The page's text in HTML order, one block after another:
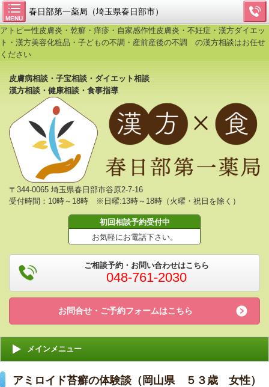
MENU
春日部第一薬局（埼玉県春日部市）
アトピー性皮膚炎・乾癬・痒疹・自家感作性皮膚炎・不妊症・漢方ダイエッ
ト・漢方美容化粧品・子どもの不調・産前産後の不調 の漢方相談はお任せ
ください
皮膚病相談・子宝相談・ダイエット相談
漢方相談・健康相談・食事指導
〒344-0065 埼玉県春日部市谷原2-7-16
受付時間：10時～18時 ※日曜:13時～18時（火曜・祝日を除く）
初回相談予約受付中
お気軽にお電話下さい。
ご相談予約・お問い合わせはこちら
048-761-2030
お問合せ・ご予約フォームはこちら
メインメニュー
アミロイド苔癬の体験談（岡山県 ５３歳 女性）